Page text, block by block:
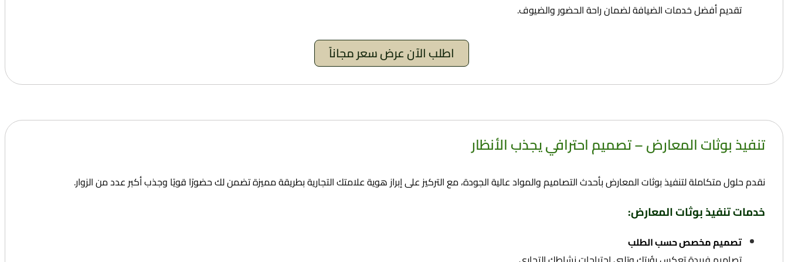
تقديم أفضل خدمات الضيافة لضمان راحة الحضور والضيوف.
اطلب الآن عرض سعر مجاناً
تنفيذ بوثات المعارض – تصميم احترافي يجذب الأنظار
نقدم حلول متكاملة لتنفيذ بوثات المعارض بأحدث التصاميم والمواد عالية الجودة، مع التركيز على إبراز هوية علامتك التجارية بطريقة مميزة تضمن لك حضورًا قويًا وجذب أكبر عدد من الزوار.
خدمات تنفيذ بوثات المعارض:
تصميم مخصص حسب الطلب